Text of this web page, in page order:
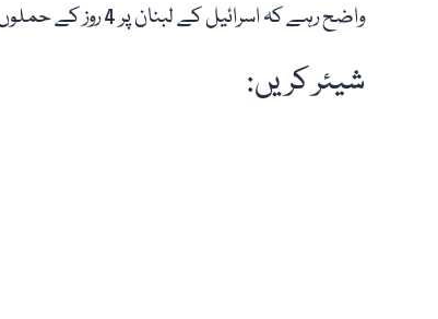
واضح رہے کہ اسرائیل کے لبنان پر 4 روز کے حملوں میں 690 سے زائد افراد شہید جبکہ 5 لاکھ بے گھر ہوچکے ہیں۔
شیئر کریں: